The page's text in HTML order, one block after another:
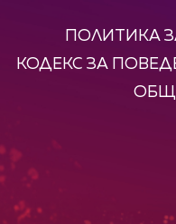
ПОЛИТИКА
КОДЕКС ЗА